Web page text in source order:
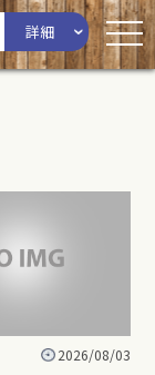
詳細
2026/08/03